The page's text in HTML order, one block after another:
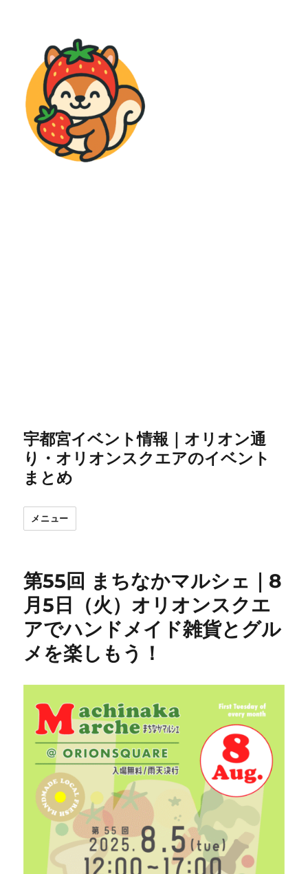
宇都宮イベント情報｜オリオン通
り・オリオンスクエアのイベント
まとめ
メニュー
第55回 まちなかマルシェ｜8
月5日（火）オリオンスクエ
アでハンドメイド雑貨とグル
メを楽しもう！